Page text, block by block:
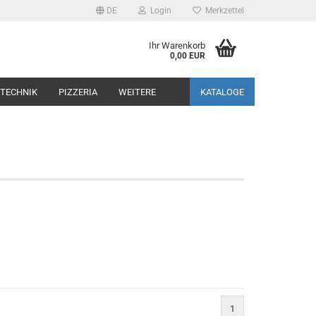
DE Login Merkzettel
Ihr Warenkorb
0,00 EUR
PIZZERIA KATALOGE
WEITERE
1